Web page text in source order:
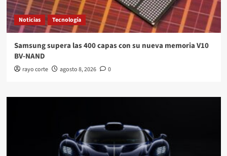
Noticias Tecnología
Samsung supera las 400 capas con su nueva memoria V10
BV-NAND
rayo corte agosto 8, 2026 0